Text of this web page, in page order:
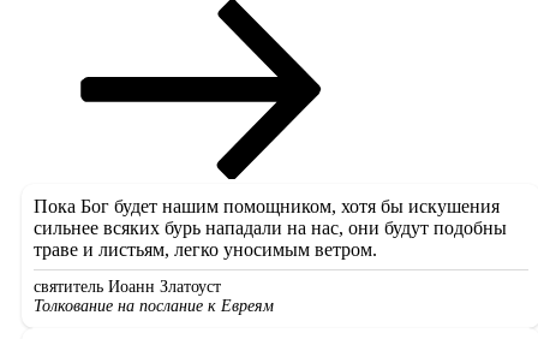
Пока Бог будет нашим помощником, хотя бы искушения
сильнее всяких бурь нападали на нас, они будут подобны
траве и листьям, легко уносимым ветром.
святитель Иоанн Златоуст
Толкование на послание к Евреям